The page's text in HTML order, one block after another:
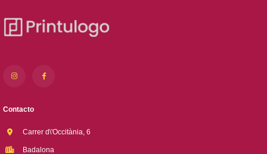
Contacto
Carrer d\'Occitània, 6
Badalona